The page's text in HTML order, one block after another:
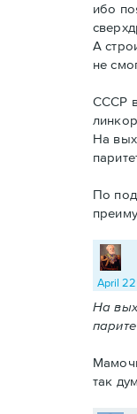
ибо
А
не
СССР
На
По
April 22
На
так